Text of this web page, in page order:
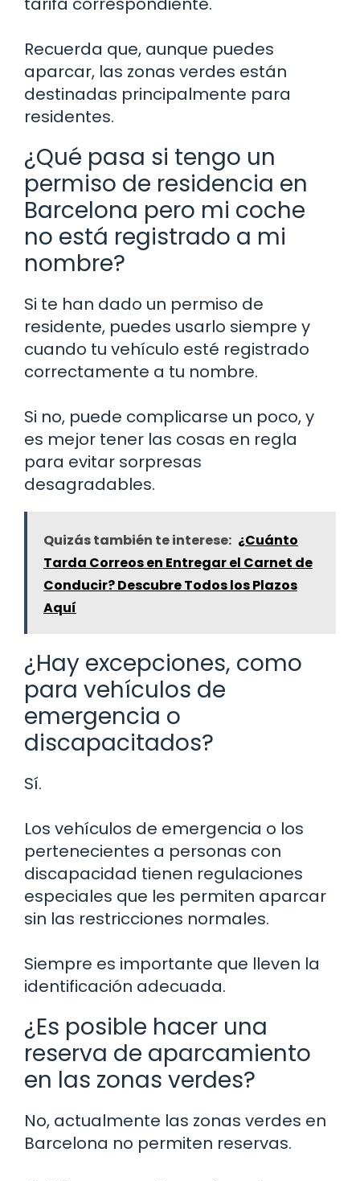
Recuerda que, aunque puedes
aparcar, las zonas verdes están
destinadas principalmente para
residentes.
¿Qué pasa si tengo un
permiso de residencia en
Barcelona pero mi coche
no está registrado a mi
nombre?
Si te han dado un permiso de
residente, puedes usarlo siempre y
cuando tu vehículo esté registrado
correctamente a tu nombre.
Si no, puede complicarse un poco, y
es mejor tener las cosas en regla
para evitar sorpresas
desagradables.
Quizás también te interese: ¿Cuánto
Tarda Correos en Entregar el Carnet de
Conducir? Descubre Todos los Plazos
Aquí
¿Hay excepciones, como
para vehículos de
emergencia o
discapacitados?
Sí.
Los vehículos de emergencia o los
pertenecientes a personas con
discapacidad tienen regulaciones
especiales que les permiten aparcar
sin las restricciones normales.
Siempre es importante que lleven la
identificación adecuada.
¿Es posible hacer una
reserva de aparcamiento
en las zonas verdes?
No, actualmente las zonas verdes en
Barcelona no permiten reservas.